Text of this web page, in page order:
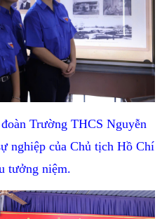
Trường THCS Nguyễn
nghiệp của Chủ tịch Hồ Chí
tưởng niệm.